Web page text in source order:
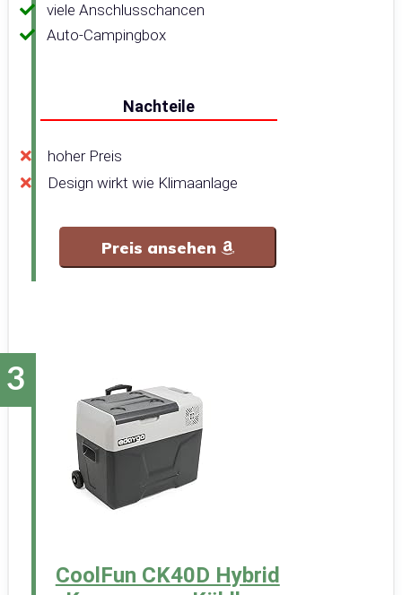
viele Anschlusschancen
Auto-Campingbox
Nachteile
hoher Preis
Design wirkt wie Klimaanlage
Preis ansehen
CoolFun CK40D Hybrid